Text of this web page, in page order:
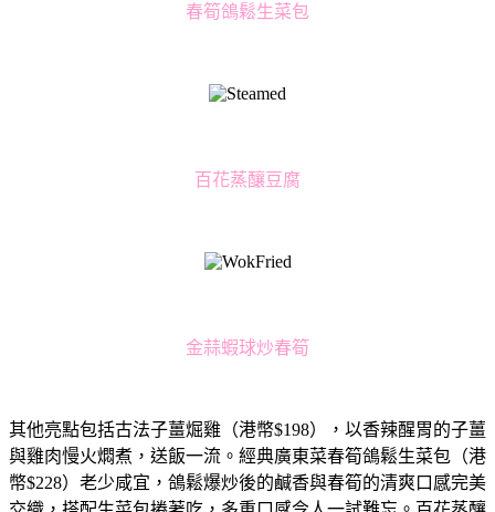
春筍鴿鬆生菜包
百花蒸釀豆腐
金蒜蝦球炒春筍
其他亮點包括古法子薑煀雞（港幣$198）， 以香辣醒胃的子薑
與雞肉慢火燜煮，送飯一流。經典廣東菜春筍鴿鬆生菜包（港
幣$228）老少咸宜， 鴿鬆爆炒後的鹹香與春筍的清爽口感完美